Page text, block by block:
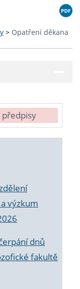
> Opatření děkana
výzkum
dnů
fakultě